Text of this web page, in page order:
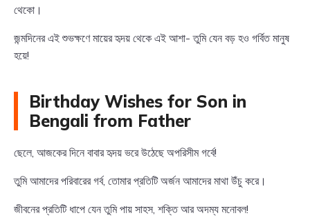
থেকো।
জন্মদিনের এই শুভক্ষণে মায়ের হৃদয় থেকে এই আশা- তুমি যেন বড় হও গর্বিত মানুষ
হয়ে!
Birthday Wishes for Son in
Bengali from Father
ছেলে, আজকের দিনে বাবার হৃদয় ভরে উঠেছে অপরিসীম গর্বে!
তুমি আমাদের পরিবারের গর্ব, তোমার প্রতিটি অর্জন আমাদের মাথা উঁচু করে।
জীবনের প্রতিটি ধাপে যেন তুমি পায় সাহস, শক্তি আর অদম্য মনোবল!